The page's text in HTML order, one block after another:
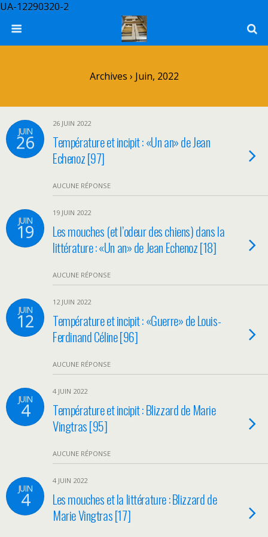
UA-12290320-2
Archives › Juin, 2022
JUIN
26
26 JUIN 2022
Température et incipit : «Un an» de Jean
Echenoz [97]
AUCUNE RÉPONSE
JUIN
19
19 JUIN 2022
Les mouches (et l’odeur des chiens) dans la
littérature : «Un an» de Jean Echenoz [18]
AUCUNE RÉPONSE
JUIN
12
12 JUIN 2022
Température et incipit : «Guerre» de Louis-
Ferdinand Céline [96]
AUCUNE RÉPONSE
JUIN
4
4 JUIN 2022
Température et incipit : Blizzard de Marie
Vingtras [95]
AUCUNE RÉPONSE
JUIN
4
4 JUIN 2022
Les mouches et la littérature : Blizzard de
Marie Vingtras [17]